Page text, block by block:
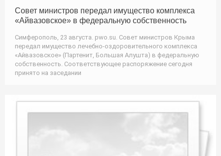
Совет министров передал имущество комплекса
«Айвазовское» в федеральную собственность
Симферополь, 23 августа. pwo.su. Совет министров Крыма
передал имущество лечебно-оздоровительного комплекса
«Айвазовское» (Партенит, Большая Алушта) в федеральную
собственность. Соответствующее распоряжение сегодня
принято на заседании